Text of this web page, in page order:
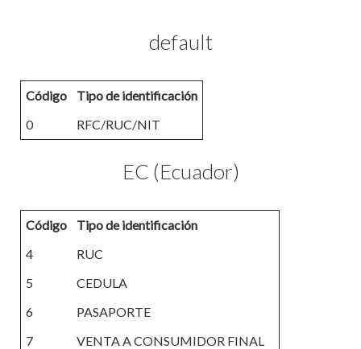
default
Código
Tipo de identificación
0
RFC/RUC/NIT
EC (Ecuador)
Código
Tipo de identificación
4
RUC
5
CEDULA
6
PASAPORTE
7
VENTA A CONSUMIDOR FINAL